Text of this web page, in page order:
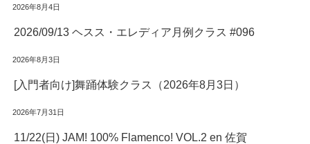
2026年8月4日
2026/09/13 ヘスス・エレディア月例クラス #096
2026年8月3日
[入門者向け]舞踊体験クラス（2026年8月3日）
2026年7月31日
11/22(日) JAM! 100% Flamenco! VOL.2 en 佐賀